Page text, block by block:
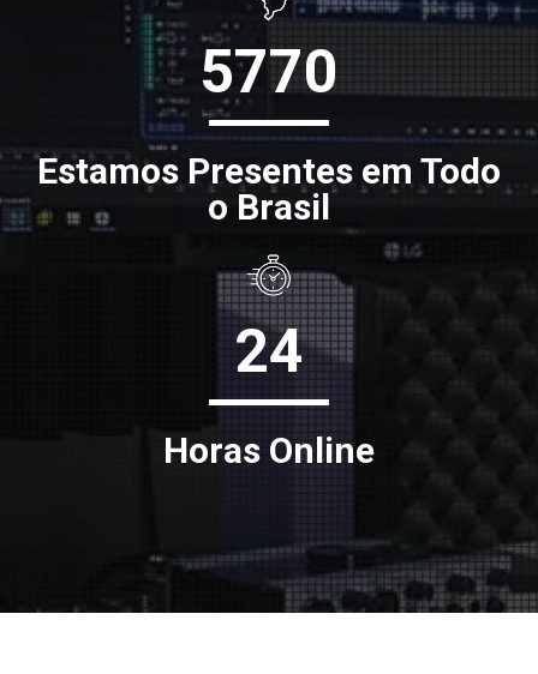
5770
Estamos Presentes em Todo
o Brasil
24
Horas Online